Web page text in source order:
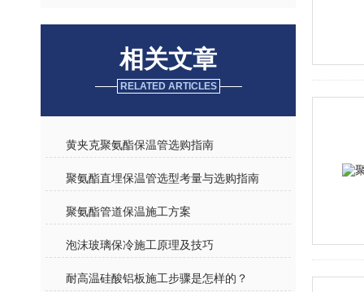
相关文章
RELATED ARTICLES
黄夹克聚氨酯保温管选购指南
聚氨酯直埋保温管选型考量与选购指南
聚氨酯管道保温施工方案
泡沫玻璃保冷施工原理及技巧
耐高温硅酸铝板施工步骤是怎样的？